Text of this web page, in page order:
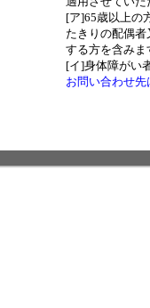
[ア]65歳以上の
たきりの配偶
する方を含みま
[イ]身体障がい
お問い合わせ先